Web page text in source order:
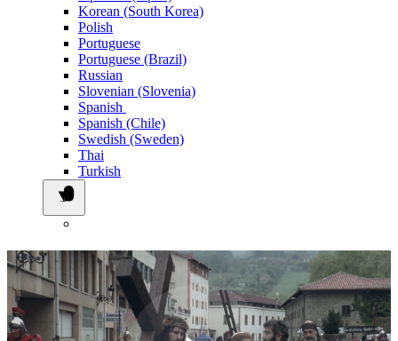
Korean (South Korea)
Polish
Portuguese
Portuguese (Brazil)
Russian
Slovenian (Slovenia)
Spanish
Spanish (Chile)
Swedish (Sweden)
Thai
Turkish